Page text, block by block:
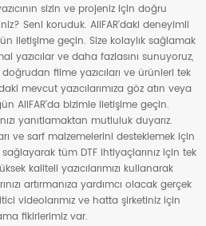
sizin ve projeniz için doğru
Seni koruduk. AIIFAR'daki deneyimli
iletişime geçin. Size kolaylık sağlamak
yazıcılar ve daha fazlasını sunuyoruz,
filme yazıcıları ve ürünleri tek
mevcut yazıcılarımıza göz atın veya
AIIFAR'da bizimle iletişime geçin.
yanıtlamaktan mutluluk duyarız.
ve sarf malzemelerini desteklemek için
tüm DTF ihtiyaçlarınız için tek
kaliteli yazıcılarımızı kullanarak
artırmanıza yardımcı olacak gerçek
videolarımız ve hatta şirketiniz için
fikirlerimiz var.